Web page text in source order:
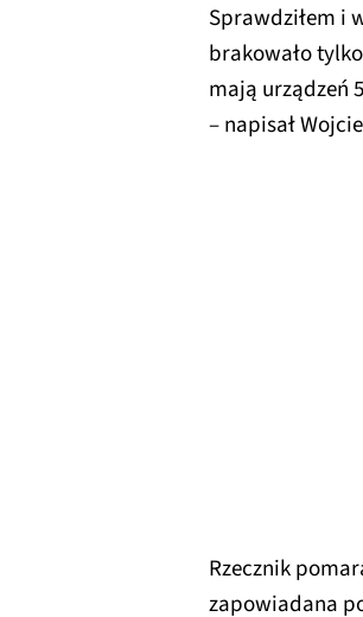
Sprawdziłem i
brakowało
mają urządzeń
– napisał
Rzecznik
zapowiadana